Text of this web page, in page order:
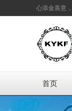
心添金喜意
首页